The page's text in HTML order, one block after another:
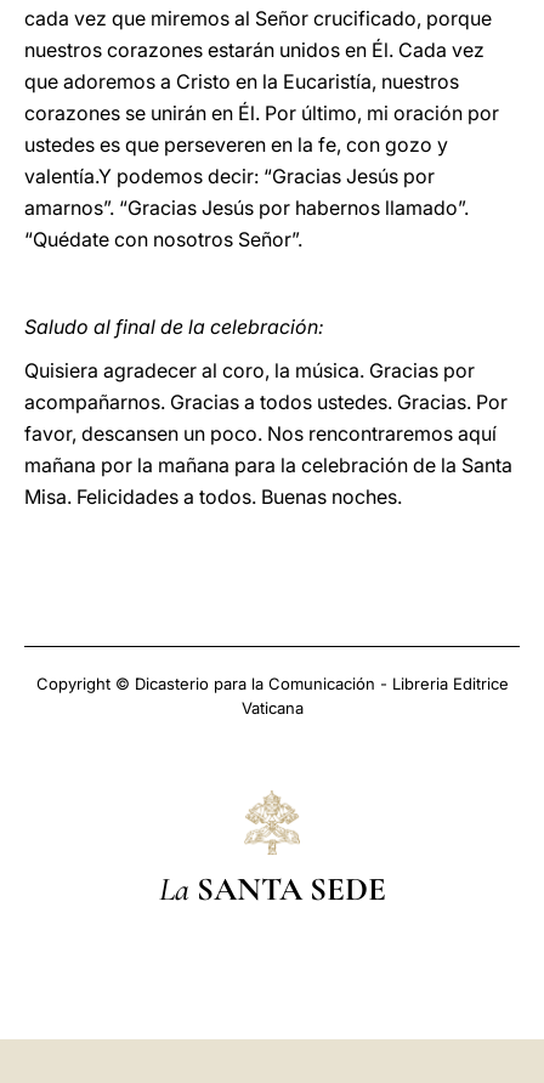
cada vez que miremos al Señor crucificado, porque
nuestros corazones estarán unidos en Él. Cada vez
que adoremos a Cristo en la Eucaristía, nuestros
corazones se unirán en Él. Por último, mi oración por
ustedes es que perseveren en la fe, con gozo y
valentía.Y podemos decir: “Gracias Jesús por
amarnos”. “Gracias Jesús por habernos llamado”.
“Quédate con nosotros Señor”.
Saludo al final de la celebración:
Quisiera agradecer al coro, la música. Gracias por
acompañarnos. Gracias a todos ustedes. Gracias. Por
favor, descansen un poco. Nos rencontraremos aquí
mañana por la mañana para la celebración de la Santa
Misa. Felicidades a todos. Buenas noches.
Copyright © Dicasterio para la Comunicación - Libreria Editrice
Vaticana
La SANTA SEDE